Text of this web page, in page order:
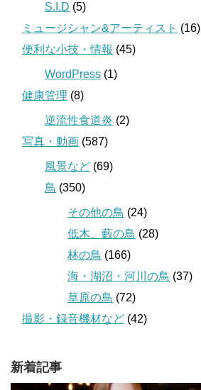
S.I.D (5)
ミュージシャン&アーティスト (16)
便利な小技・情報 (45)
WordPress (1)
健康管理 (8)
逆流性食道炎 (2)
写真・動画 (587)
風景など (69)
鳥 (350)
その他の鳥 (24)
低木、藪の鳥 (28)
林の鳥 (166)
海・湖沼・河川の鳥 (37)
草原の鳥 (72)
撮影・録音機材など (42)
新着記事